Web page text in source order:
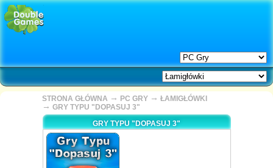
STRONA GŁÓWNA → PC GRY → ŁAMIGŁÓWKI
→ GRY TYPU "DOPASUJ 3"
GRY TYPU "DOPASUJ 3"